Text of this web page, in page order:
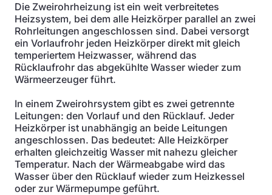
Die Zweirohrheizung ist ein weit verbreitetes
Heizsystem, bei dem alle Heizkörper parallel an zwei
Rohrleitungen angeschlossen sind. Dabei versorgt
ein Vorlaufrohr jeden Heizkörper direkt mit gleich
temperiertem Heizwasser, während das
Rücklaufrohr das abgekühlte Wasser wieder zum
Wärmeerzeuger führt.
In einem Zweirohrsystem gibt es zwei getrennte
Leitungen: den Vorlauf und den Rücklauf. Jeder
Heizkörper ist unabhängig an beide Leitungen
angeschlossen. Das bedeutet: Alle Heizkörper
erhalten gleichzeitig Wasser mit nahezu gleicher
Temperatur. Nach der Wärmeabgabe wird das
Wasser über den Rücklauf wieder zum Heizkessel
oder zur Wärmepumpe geführt.